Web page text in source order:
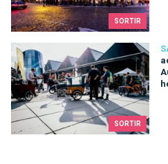
SORTIR
SORTIR
Où acheter son vélo à